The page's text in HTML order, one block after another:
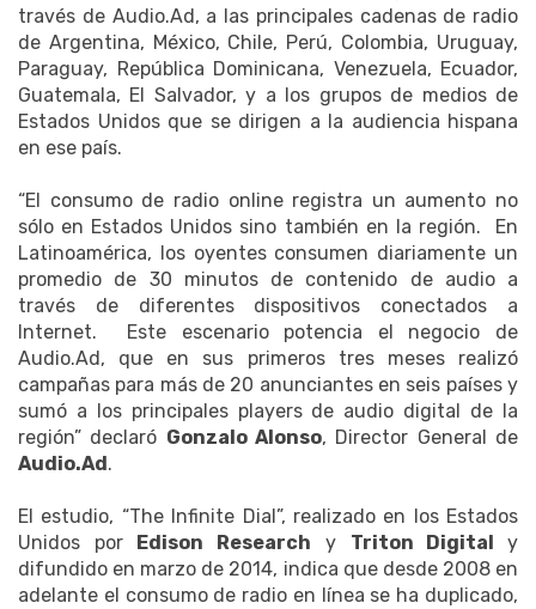
través de Audio.Ad, a las principales cadenas de radio
de Argentina, México, Chile, Perú, Colombia, Uruguay,
Paraguay, República Dominicana, Venezuela, Ecuador,
Guatemala, El Salvador, y a los grupos de medios de
Estados Unidos que se dirigen a la audiencia hispana
en ese país.
“El consumo de radio online registra un aumento no
sólo en Estados Unidos sino también en la región. En
Latinoamérica, los oyentes consumen diariamente un
promedio de 30 minutos de contenido de audio a
través de diferentes dispositivos conectados a
Internet. Este escenario potencia el negocio de
Audio.Ad, que en sus primeros tres meses realizó
campañas para más de 20 anunciantes en seis países y
sumó a los principales players de audio digital de la
región” declaró Gonzalo Alonso, Director General de
Audio.Ad.
El estudio, “The Infinite Dial”, realizado en los Estados
Unidos por Edison Research y Triton Digitaly
difundido en marzo de 2014, indica que desde 2008 en
adelante el consumo de radio en línea se ha duplicado,